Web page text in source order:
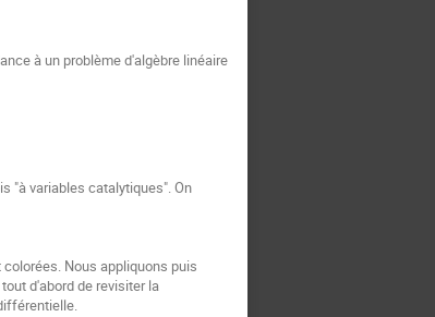
à un problème d'algèbre linéaire
"à variables catalytiques". On
Nous appliquons puis
d'abord de revisiter la